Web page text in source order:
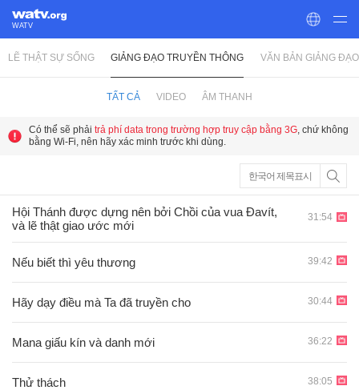
WATV
World Mission Society Church of God
LẼ THẬT SỰ SỐNG GIẢNG ĐẠO TRUYỀN THÔNG VĂN BẢN GIẢNG ĐẠO
TẤT CẢ VIDEO ÂM THANH
Có thể sẽ phải trả phí data trong trường hợp truy cập bằng 3G, chứ không
bằng Wi-Fi, nên hãy xác minh trước khi dùng.
한국어 제목표시
Hội Thánh được dựng nên bởi Chồi của vua Ðavít,
và lẽ thật giao ước mới
31:54
Nếu biết thì yêu thương 39:42
Hãy dạy điều mà Ta đã truyền cho 30:44
Mana giấu kín và danh mới 36:22
Thử thách 38:05